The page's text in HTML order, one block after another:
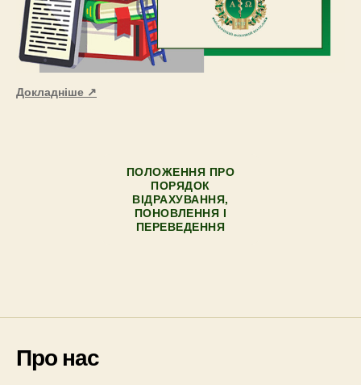
Докладніше ↗
ПОЛОЖЕННЯ ПРО
ПОРЯДОК
ВІДРАХУВАННЯ,
ПОНОВЛЕННЯ І
ПЕРЕВЕДЕННЯ
Про нас